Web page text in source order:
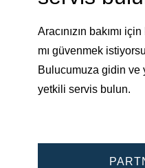
Aracınızın bakımı
mı güvenmek
Bulucumuza gidin ve
yetkili servis bulun.